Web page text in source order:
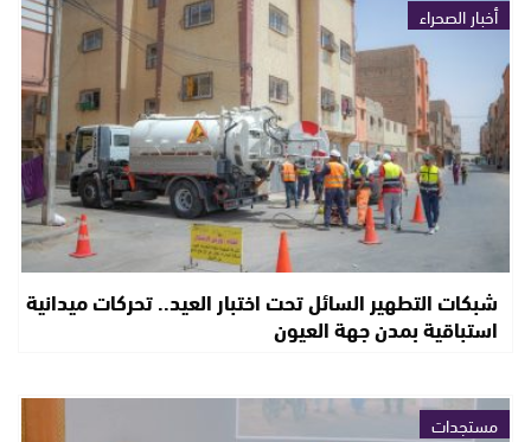
أخبار الصحراء
شبكات التطهير السائل تحت اختبار العيد.. تحركات ميدانية
استباقية بمدن جهة العيون
مستجدات